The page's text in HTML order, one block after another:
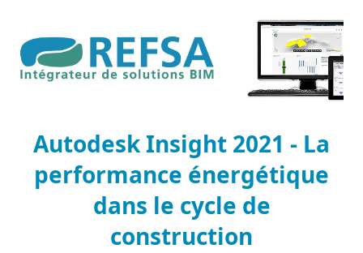
Autodesk Insight 2021 - La
performance énergétique
dans le cycle de
construction